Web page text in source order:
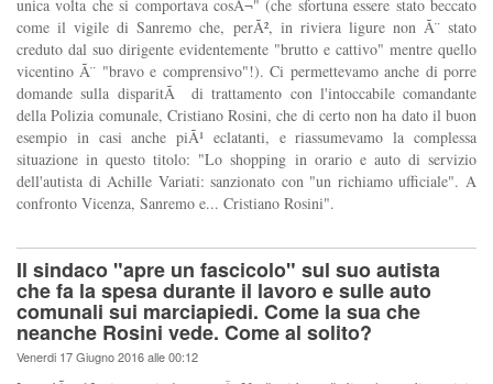
unica volta che si comportava cosÃ¬" (che sfortuna essere stato beccato
come il vigile di Sanremo che, perÃ², in riviera ligure non Ã¨ stato
creduto dal suo dirigente evidentemente "brutto e cattivo" mentre quello
vicentino Ã¨ "bravo e comprensivo"!). Ci permettevamo anche di porre
domande sulla disparitÃ di trattamento con l'intoccabile comandante
della Polizia comunale, Cristiano Rosini, che di certo non ha dato il buon
esempio in casi anche piÃ¹ eclatanti, e riassumevamo la complessa
situazione in questo titolo: "Lo shopping in orario e auto di servizio
dell'autista di Achille Variati: sanzionato con "un richiamo ufficiale". A
confronto Vicenza, Sanremo e... Cristiano Rosini".
Il sindaco "apre un fascicolo" sul suo autista
che fa la spesa durante il lavoro e sulle auto
comunali sui marciapiedi. Come la sua che
neanche Rosini vede. Come al solito?
Venerdi 17 Giugno 2016 alle 00:12